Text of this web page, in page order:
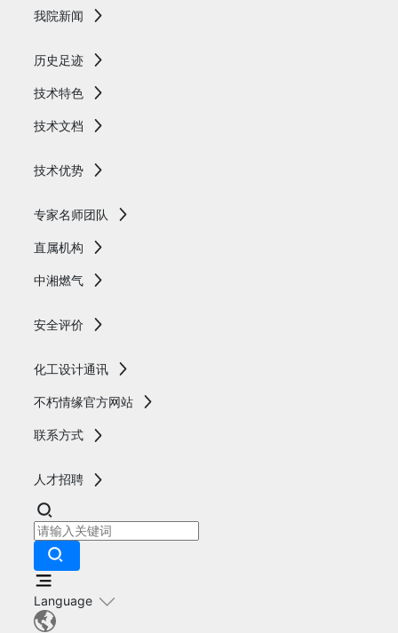
我院新闻
历史足迹
技术特色
技术文档
技术优势
专家名师团队
直属机构
中湘燃气
安全评价
化工设计通讯
不朽情缘官方网站
联系方式
人才招聘
Language